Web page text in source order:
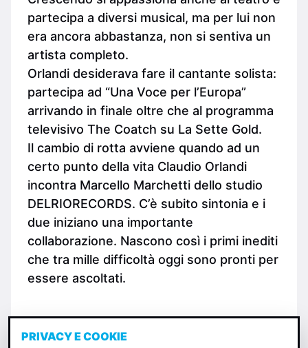
partecipa a diversi musical, ma per lui non
era ancora abbastanza, non si sentiva un
artista completo.
Orlandi desiderava fare il cantante solista:
partecipa ad “Una Voce per l’Europa”
arrivando in finale oltre che al programma
televisivo The Coatch su La Sette Gold.
Il cambio di rotta avviene quando ad un
certo punto della vita Claudio Orlandi
incontra Marcello Marchetti dello studio
DELRIORECORDS. C’è subito sintonia e i
due iniziano una importante
collaborazione. Nascono così i primi inediti
che tra mille difficoltà oggi sono pronti per
essere ascoltati.
PRIVACY E COOKIE